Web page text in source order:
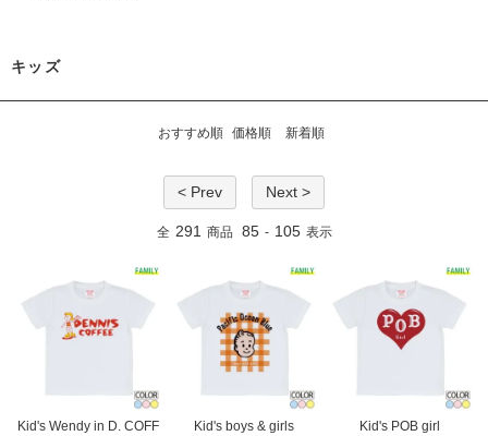
キッズ
おすすめ順 価格順 新着順
< Prev Next >
全 291 商品 85 - 105 表示
Kid's Wendy in D. COFF
Kid's boys & girls
Kid's POB girl